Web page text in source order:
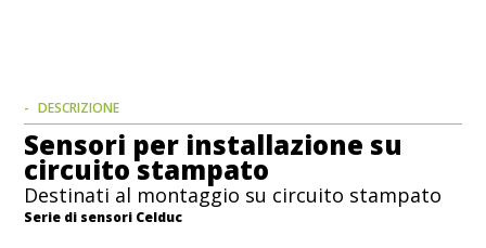
DESCRIZIONE
Sensori per installazione su
circuito stampato
Destinati al montaggio su circuito stampato
Serie di sensori Celduc